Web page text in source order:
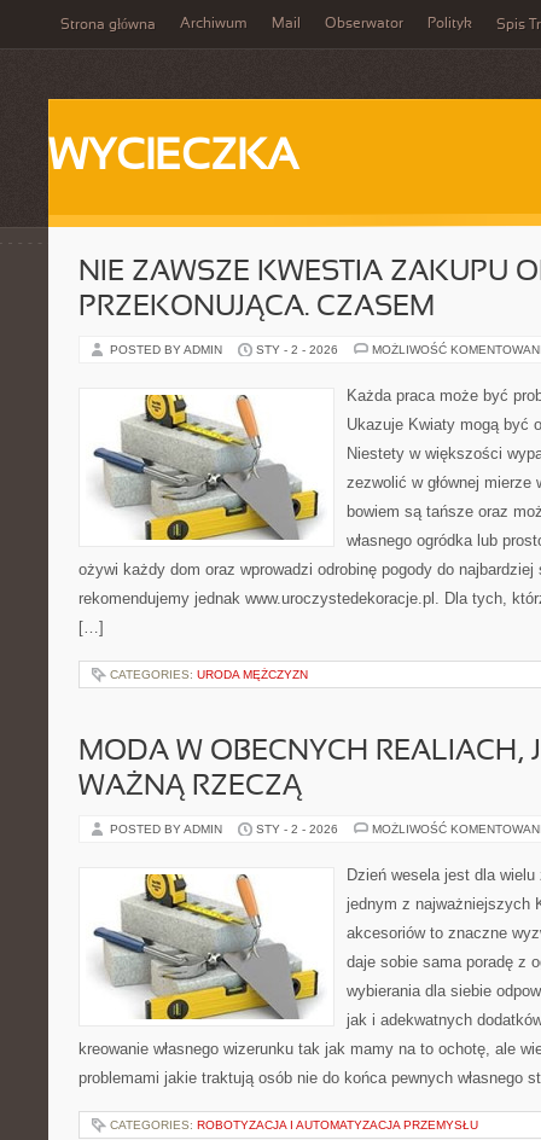
Strona główna Archiwum Mail Obserwator Polityk Spis
WYCIECZKA
NIE ZAWSZE KWESTIA ZAKUPU
PRZEKONUJĄCA. CZASEM
POSTED BY ADMIN STY - 2 - 2026 MOŻLIWOŚĆ
Każda praca może być
Ukazuje Kwiaty mogą być
Niestety w większości
zezwolić w głównej mierze
bowiem są tańsze oraz
własnego ogródka lub
ożywi każdy dom oraz wprowadzi odrobinę pogody do
rekomendujemy jednak www.uroczystedekoracje.pl. Dla tych,
[…]
CATEGORIES: URODA MĘŻCZYZN
MODA W OBECNYCH REALIACH,
WAŻNĄ RZECZĄ
POSTED BY ADMIN STY - 2 - 2026 MOŻLIWOŚĆ
Dzień wesela jest dla
jednym z najważniejszych
akcesoriów to znaczne
daje sobie sama poradę z
wybierania dla siebie
jak i adekwatnych
kreowanie własnego wizerunku tak jak mamy na to ochotę, ale
problemami jakie traktują osób nie do końca pewnych własnego
CATEGORIES: ROBOTYZACJA I AUTOMATYZACJA PRZEMYSŁU